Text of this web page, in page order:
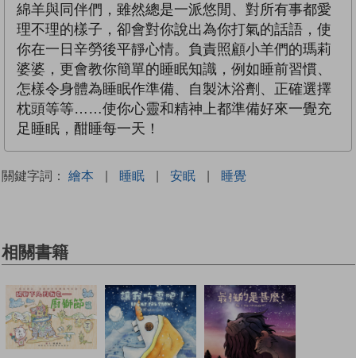
綿羊與同伴們，雖然總是一派悠閒、對所有事都愛
理不理的樣子，卻會對你說出為你打氣的話語，使
你在一日辛勞後平靜心情。負責照顧小羊們的瑪莉
婆婆，更會教你簡單的睡眠知識，例如睡前習慣、
怎樣令身體為睡眠作準備、自製沐浴劑、正確選擇
枕頭等等……使你心靈和精神上都準備好來一覺充
足睡眠，酣睡每一天！
關鍵字詞： 繪本 | 睡眠 | 安眠 | 睡覺
相關書籍